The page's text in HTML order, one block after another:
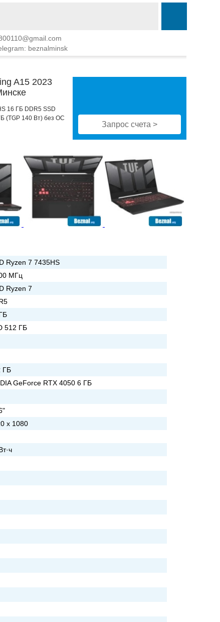
beznalminsk
A15 2023
16 ГБ DDR5 SSD
(TGP 140 Вт) без ОС
Запрос счета >
Ryzen 7 7435HS
МГц
Ryzen 7
512 ГБ
ГБ
GeForce RTX 4050 6 ГБ
x 1080